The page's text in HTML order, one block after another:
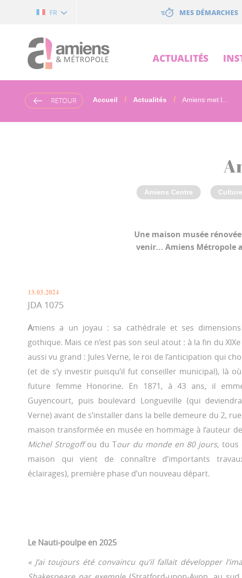
FR MES DÉMARCHES
ACTUALITÉS
RETOUR Accueil Actualités Amiens met l...
Amiens Centre
Une maison musée
venir... Amiens Métropole
13.03.2024
JDA 1075
Amiens a un joyau : sa cathédrale et ses dimensions
gothique. Mais ce n’est pas son seul atout : à la fin du
aussi vu grand : Jules Verne, le roi de l’anticipation qui
(et de s’y investir puisqu’il fut conseiller municipal), là
future femme Honorine. En 1871, à 43 ans, il
Guyencourt, puis boulevard Longueville (qui
Verne) avant de s’installer dans la belle demeure du 2,
maison transformée en musée en hommage à l’auteur de
Michel Strogoffou du Tour du monde en 80 jours, tous
maison qui vient de connaître d’importants
éclairages), première phase d’un nouveau départ.
Le Nauti-poulpe en 2025
« J’ai toujours été convaincu qu’il fallait développer